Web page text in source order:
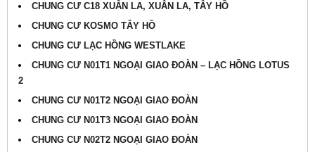
CHUNG CƯ C18 XUÂN LA, XUÂN LA, TÂY HỒ
CHUNG CƯ KOSMO TÂY HỒ
CHUNG CƯ LẠC HỒNG WESTLAKE
CHUNG CƯ N01T1 NGOẠI GIAO ĐOÀN – LẠC HỒNG LOTUS
2
CHUNG CƯ N01T2 NGOẠI GIAO ĐOÀN
CHUNG CƯ N01T3 NGOẠI GIAO ĐOÀN
CHUNG CƯ N02T2 NGOẠI GIAO ĐOÀN